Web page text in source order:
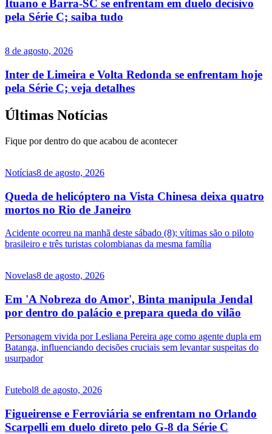
Ituano e Barra-SC se enfrentam em duelo decisivo
pela Série C; saiba tudo
8 de agosto, 2026
Inter de Limeira e Volta Redonda se enfrentam hoje
pela Série C; veja detalhes
Últimas Notícias
Fique por dentro do que acabou de acontecer
Notícias8 de agosto, 2026
Queda de helicóptero na Vista Chinesa deixa quatro
mortos no Rio de Janeiro
Acidente ocorreu na manhã deste sábado (8); vítimas são o piloto
brasileiro e três turistas colombianas da mesma família
Novelas8 de agosto, 2026
Em 'A Nobreza do Amor', Binta manipula Jendal
por dentro do palácio e prepara queda do vilão
Personagem vivida por Lesliana Pereira age como agente dupla em
Batanga, influenciando decisões cruciais sem levantar suspeitas do
usurpador
Futebol8 de agosto, 2026
Figueirense e Ferroviária se enfrentam no Orlando
Scarpelli em duelo direto pelo G-8 da Série C